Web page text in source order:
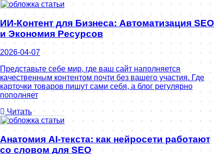
ИИ-Контент для Бизнеса: Автоматизация SEO
и Экономия Ресурсов
2026-04-07
Представьте себе мир, где ваш сайт наполняется
качественным контентом почти без вашего участия. Где
карточки товаров пишут сами себя, а блог регулярно
пополняет
Читать
Анатомия AI-текста: как нейросети работают
со словом для SEO